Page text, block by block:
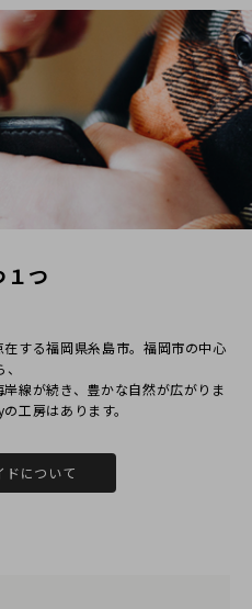
も嬉しいです。
くるかと思いますが、末永く
でいただけますと幸いです。
します。
もともと小さなバッグが
が、今回は今まで一番気
すぎず、本当にさりげな
あります。
うどよく、たぶん紙幣の
た。日本の紙幣にはほんの
コインケースも一緒に購入
１つ
する福岡県⽷島市。福岡市の中⼼
線が続き、豊かな⾃然が広がりま
⼯房はあります。
ドについて